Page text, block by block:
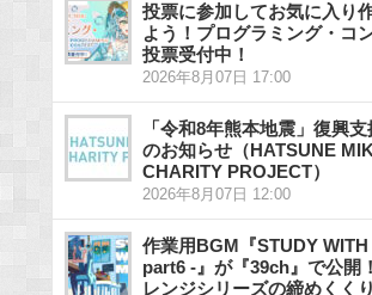
投票に参加してお気に入り
よう！プログラミング・コ
投票受付中！
2026年8月07日 17:00
「令和8年熊本地震」復興
のお知らせ（HATSUNE
CHARITY PROJECT）
2026年8月07日 12:00
作業用BGM『STUDY
part6 -』が『39ch』で公開
レンジシリーズの締めくく